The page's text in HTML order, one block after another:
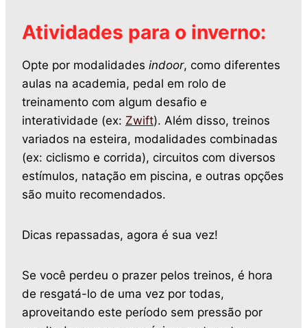
Atividades para o inverno:
Opte por modalidades indoor, como diferentes
aulas na academia, pedal em rolo de
treinamento com algum desafio e
interatividade (ex: Zwift). Além disso, treinos
variados na esteira, modalidades combinadas
(ex: ciclismo e corrida), circuitos com diversos
estímulos, natação em piscina, e outras opções
são muito recomendados.
Dicas repassadas, agora é sua vez!
Se você perdeu o prazer pelos treinos, é hora
de resgatá-lo de uma vez por todas,
aproveitando este período sem pressão por